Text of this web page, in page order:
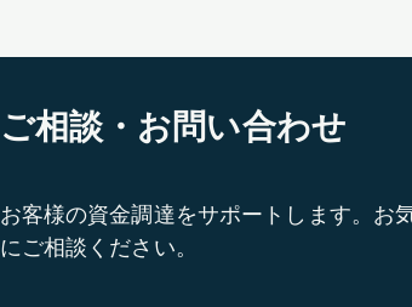
ご相談・お問い合わせ
お客様の資金調達をサポートします。お
にご相談ください。